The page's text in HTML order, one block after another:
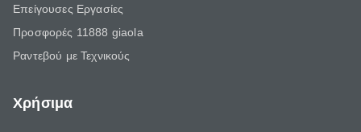
Επείγουσες Εργασίες
Προσφορές 11888 giaola
Ραντεβού με Τεχνικούς
Χρήσιμα